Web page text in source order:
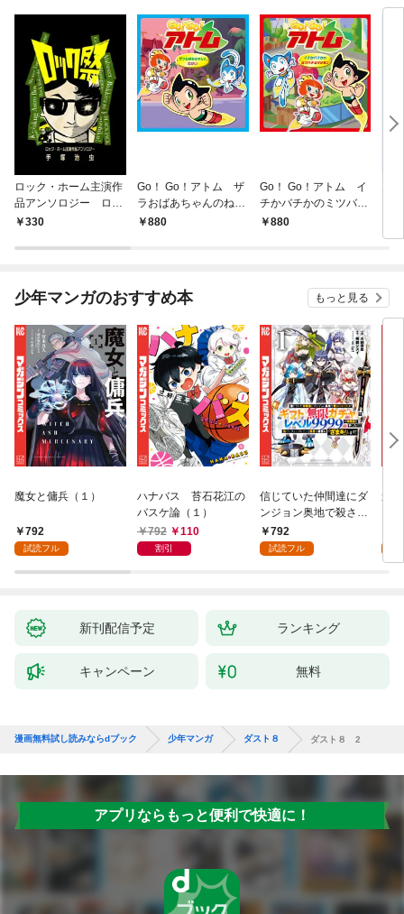
ロック・ホーム主演作
品アンソロジー ロッ
ク祭（フェスティバ
330
Go！ Go！アトム ザ
ラおばあちゃんのねが
い880
Go！ Go！アトム イ
チかバチかのミツバチ
ミッション
880
少年マンガのおすすめ本 もっと見る
魔女と傭兵（１）
792
試読フル
ハナバス 苔石花江の
バスケ論（１）
792
110
割引
信じていた仲間達にダ
ンジョン奥地で殺され
かけたがギフト『無限
ガチャ』でレベル９９
（１）
792
試読フル
追
強
～
新刊配信予定 ランキング
キャンペーン 無料
漫画無料試し読みならdブック 少年マンガ ダスト８ ダスト８ 2
アプリならもっと便利で快適に！